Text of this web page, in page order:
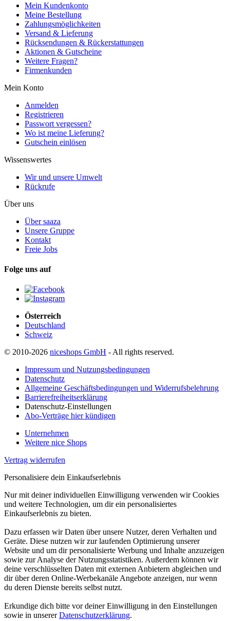
Mein Kundenkonto
Meine Bestellung
Zahlungsmöglichkeiten
Versand & Lieferung
Rücksendungen & Rückerstattungen
Aktionen & Gutscheine
Weitere Fragen?
Firmenkunden
Mein Konto
Anmelden
Registrieren
Passwort vergessen?
Wo ist meine Lieferung?
Gutschein einlösen
Wissenswertes
Wir und unsere Umwelt
Rückrufe
Über uns
Über saaza
Unsere Gruppe
Kontakt
Freie Jobs
Folge uns auf
Österreich
Deutschland
Schweiz
© 2010-2026 niceshops GmbH - All rights reserved.
Impressum und Nutzungsbedingungen
Datenschutz
Allgemeine Geschäftsbedingungen und Widerrufsbelehrung
Barrierefreiheitserklärung
Datenschutz-Einstellungen
Abo-Verträge hier kündigen
Unternehmen
Weitere nice Shops
Vertrag widerrufen
Personalisiere dein Einkaufserlebnis
Nur mit deiner individuellen Einwilligung verwenden wir Cookies
und weitere Technologien, um dir ein personalisiertes
Einkaufserlebnis zu bieten.
Dazu erfassen wir Daten über unsere Nutzer, deren Verhalten und
Geräte. Diese nutzen wir zur laufenden Optimierung unserer
Website und um dir personalisierte Werbung und Inhalte anzuzeigen
sowie zur Analyse der Nutzungsstatistiken. Außerdem können wir
deine verschlüsselten Daten mit externen Anbietern abgleichen und
dir über deren Online-Werbekanäle Angebote anzeigen, nur wenn
du deren Dienste bereits selbst nutzt.
Erkundige dich bitte vor deiner Einwilligung in den Einstellungen
sowie in unsererDatenschutzerklärung.